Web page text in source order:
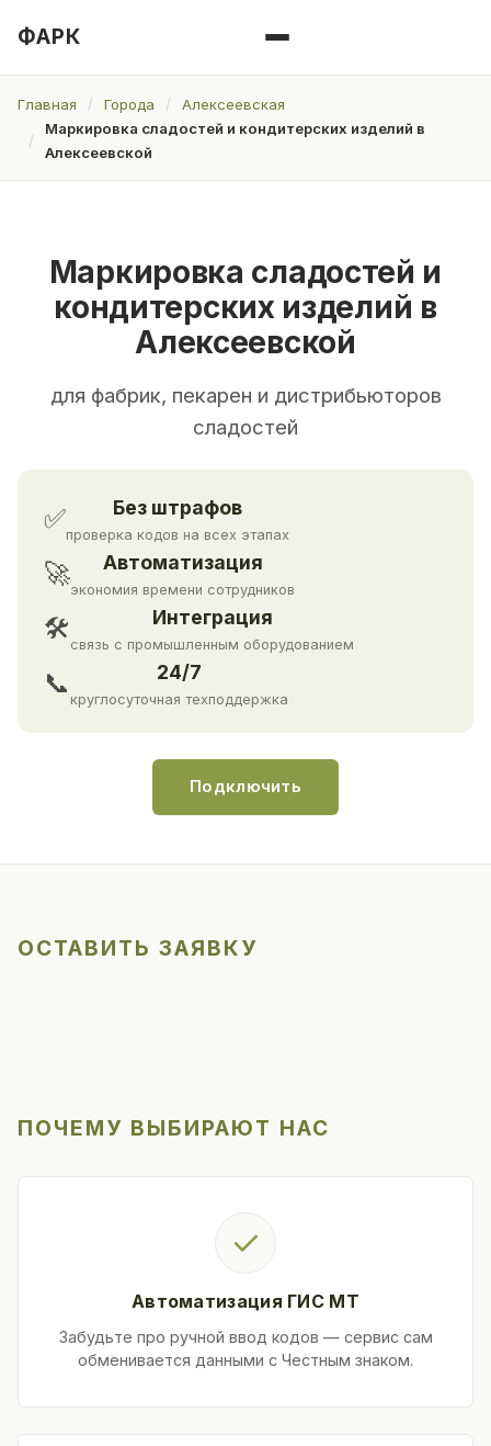
ФАРК
Главная Города
Алексеевская
Маркировка сладостей и кондитерских изделий в
Алексеевской
Маркировка сладостей и
кондитерских изделий в
Алексеевской
для фабрик, пекарен и дистрибьюторов
сладостей
✅ Без штрафов
проверка кодов на всех этапах
🚀 Автоматизация
экономия времени сотрудников
🛠 Интеграция
связь с промышленным оборудованием
📞 24/7
круглосуточная техподдержка
Подключить
ОСТАВИТЬ ЗАЯВКУ
ПОЧЕМУ ВЫБИРАЮТ НАС
✓
Автоматизация ГИС МТ
Забудьте про ручной ввод кодов — сервис сам
обменивается данными с Честным знаком.